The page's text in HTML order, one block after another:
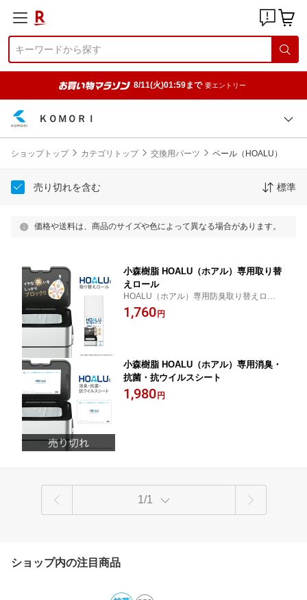
8/11(火)01:59まで 要エントリー
ＫＯＭＯＲＩ
ショップトップ カテゴリトップ 交換用パーツ ペール（HOALU）
売り切れを含む 標準
価格や送料は、商品のサイズや色によって異なる場合があります。
小森樹脂 HOALU（ホアル）専用取り替
えロール
HOALU（ホアル）専用防臭取り替えロール
（8m）
1,760 円
小森樹脂 HOALU（ホアル）専用消臭・
抗菌・抗ウイルスシート
1,980 円
1/1
ショップ内の注目商品